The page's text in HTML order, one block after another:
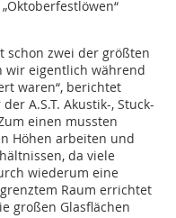
schon zwei der größten
wir eigentlich während
waren“, berichtet
A.S.T. Akustik-, Stuck-
einen mussten
Höhen arbeiten und
da viele
wiederum eine
Raum errichtet
großen Glasflächen